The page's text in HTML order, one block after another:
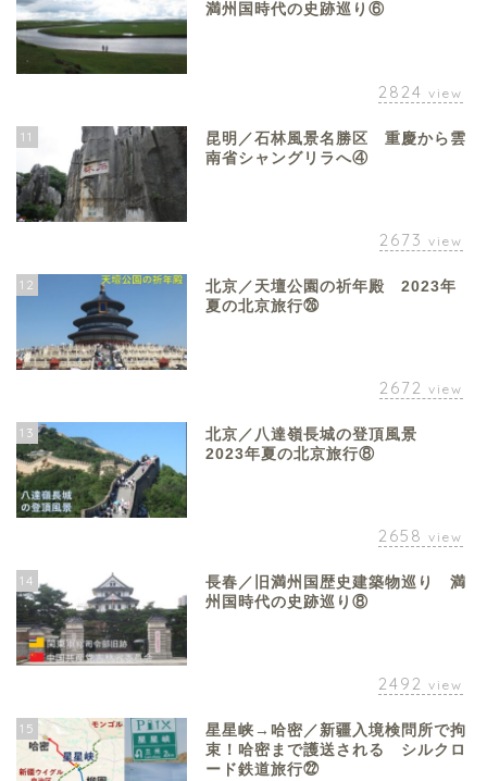
満州国時代の史跡巡り⑥
2824 view
11
昆明／石林風景名勝区 重慶から雲
南省シャングリラへ④
2673 view
12
北京／天壇公園の祈年殿 2023年
夏の北京旅行㉖
2672 view
13
北京／八達嶺長城の登頂風景
2023年夏の北京旅行⑧
2658 view
14
長春／旧満州国歴史建築物巡り 満
州国時代の史跡巡り⑧
2492 view
15
星星峡→哈密／新疆入境検問所で拘
束！哈密まで護送される シルクロ
ード鉄道旅行㉒